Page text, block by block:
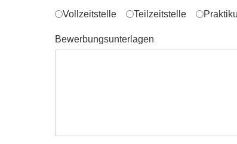
Vollzeitstelle Teilzeitstelle
Bewerbungsunterlagen